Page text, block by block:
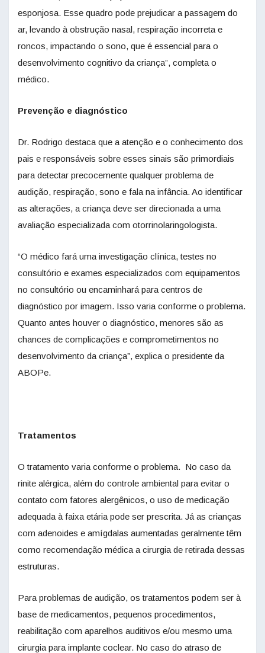
esponjosa. Esse quadro pode prejudicar a passagem do
ar, levando à obstrução nasal, respiração incorreta e
roncos, impactando o sono, que é essencial para o
desenvolvimento cognitivo da criança”, completa o
médico.
Prevenção e diagnóstico
Dr. Rodrigo destaca que a atenção e o conhecimento dos
pais e responsáveis sobre esses sinais são primordiais
para detectar precocemente qualquer problema de
audição, respiração, sono e fala na infância. Ao identificar
as alterações, a criança deve ser direcionada a uma
avaliação especializada com otorrinolaringologista.
“O médico fará uma investigação clínica, testes no
consultório e exames especializados com equipamentos
no consultório ou encaminhará para centros de
diagnóstico por imagem. Isso varia conforme o problema.
Quanto antes houver o diagnóstico, menores são as
chances de complicações e comprometimentos no
desenvolvimento da criança”, explica o presidente da
ABOPe.
Tratamentos
O tratamento varia conforme o problema. No caso da
rinite alérgica, além do controle ambiental para evitar o
contato com fatores alergênicos, o uso de medicação
adequada à faixa etária pode ser prescrita. Já as crianças
com adenoides e amígdalas aumentadas geralmente têm
como recomendação médica a cirurgia de retirada dessas
estruturas.
Para problemas de audição, os tratamentos podem ser à
base de medicamentos, pequenos procedimentos,
reabilitação com aparelhos auditivos e/ou mesmo uma
cirurgia para implante coclear. No caso do atraso de